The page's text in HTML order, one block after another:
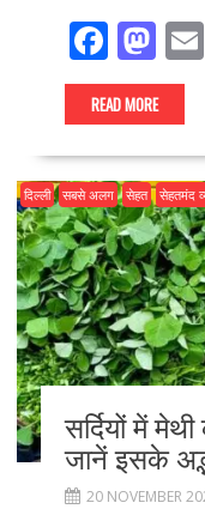
F
ac
e
b
o
o
k
M
as
to
d
o
n
READ MORE
दिल्ली सबसे अलग सेहत सेहतमंद
सर्दियों में
जानें इसके
20 NOVEMBER